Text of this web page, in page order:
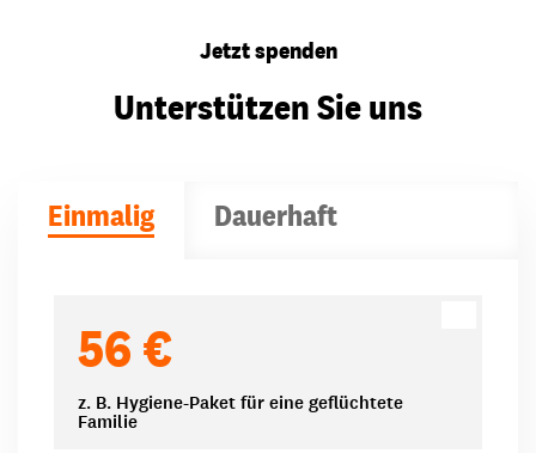
Jetzt spenden
Unterstützen Sie uns
Einmalig Dauerhaft
56 €
z. B. Hygiene-Paket für eine geflüchtete
Familie